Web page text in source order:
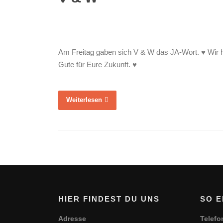
Am Freitag gaben sich V & W das JA-Wort. ♥ Wir
Gute für Eure Zukunft. ♥
Weiterlesen
HIER FINDEST DU UNS
Adresse
SO